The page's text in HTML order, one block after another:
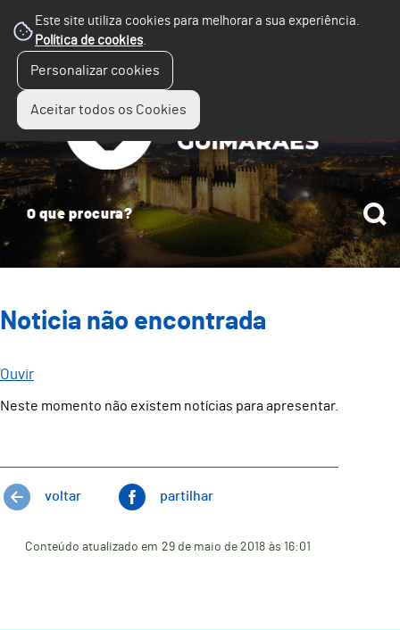
Este site utiliza cookies para melhorar a sua experiência.
Política de cookies.
Personalizar cookies
Aceitar todos os Cookies
Noticia não encontrada
Ouvir
Neste momento não existem notícias para apresentar.
voltar partilhar
Conteúdo atualizado em 29 de maio de 2018 às 16:01